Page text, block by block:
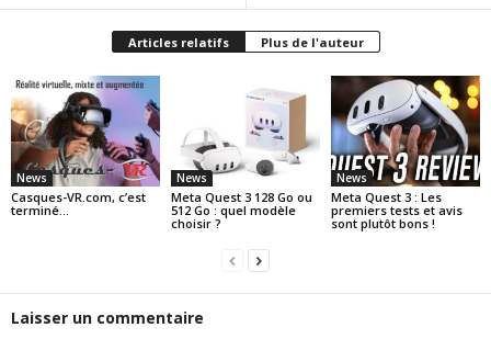
Articles relatifs Plus de l'auteur
News
Casques-VR.com, c’est
terminé…
News
Meta Quest 3 128 Go ou
512 Go : quel modèle
choisir ?
News
Meta Quest 3 : Les
premiers tests et avis
sont plutôt bons !
Laisser un commentaire